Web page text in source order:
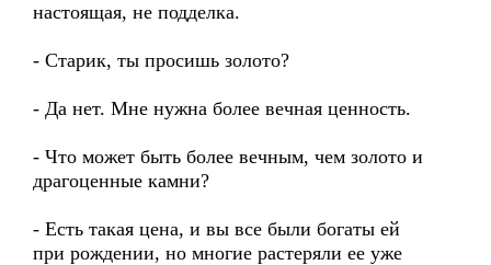
настоящая, не подделка.
- Старик, ты просишь золото?
- Да нет. Мне нужна более вечная ценность.
- Что может быть более вечным, чем золото и
драгоценные камни?
- Есть такая цена, и вы все были богаты ей
при рождении, но многие растеряли ее уже